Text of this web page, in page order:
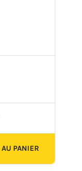
PANIER